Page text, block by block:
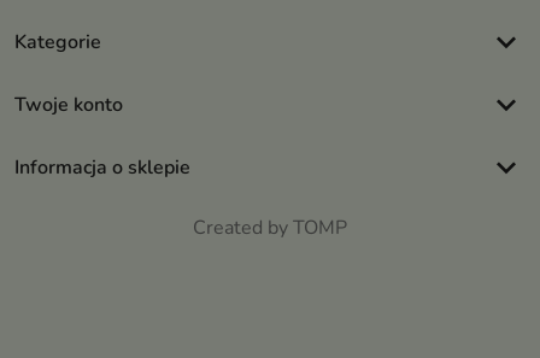
Kategorie keyboard_arrow_down
Twoje konto keyboard_arrow_down
Informacja o sklepie keyboard_arrow_down
Created by TOMP